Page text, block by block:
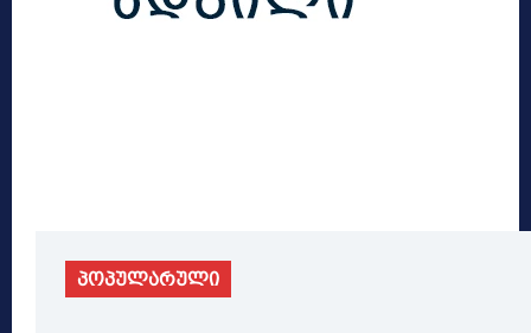
პოპულარული